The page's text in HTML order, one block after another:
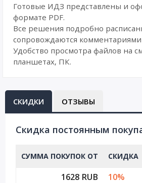
Готовые ИДЗ представлены и
формате PDF.
Все решения подробно
сопровождаются комментариями
Удобство просмотра файлов на
планшетах, ПК.
СКИДКИ ОТЗЫВЫ
Cкидка постоянным
СУММА ПОКУПОК ОТ СКИДКА
1628 RUB
10%